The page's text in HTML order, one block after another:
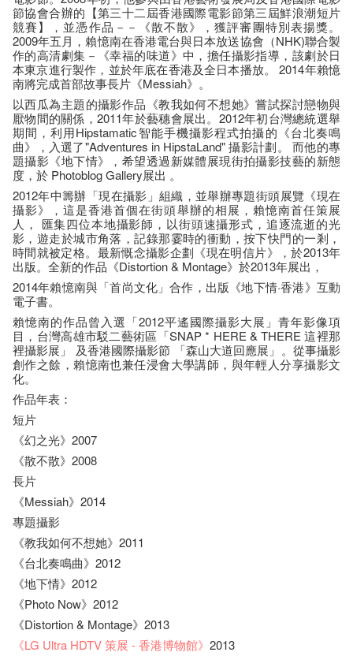
節協會合辦的【第三十二屆香港國際電影節第三屆鮮浪潮短片
競賽】，並憑作品－－《散不散》，獲評審團特別表揚獎。
2009年五月，賴憶南在香港電台與日本放送協會（NHK)聯合製
作的高清劇集－《幸福的味道》中，擔任攝影指導，該劇於日
本東京進行製作，並於年底在香港及全日本播放。 2014年賴憶
南將完成首部故事長片《Messiah》。
以西瓜為主題的攝影作品《教我如何不想她》嘗試探討戀物與
厭物間的關係，2011年於藝穗會展出。2012年初台灣總統選舉
期間，利用Hipstamatic智能手機攝影程式拍攝的《台北奏鳴
曲》，入選了"Adventures in HipstaLand" 攝影計劃。 而他的專
題攝影《地下情》，希望透過新媒體展現街拍攝影技藝的新態
度，於 Photoblog Gallery展出 。
2012年中籌辦「現在攝影」組織，並舉辦專題街頭展覽《現在
攝影》，這是香港首個在街頭舉辦的相展，賴憶南首任策展
人， 匯集四位本地攝影師，以街頭速攝形式，追逐流逝的光
影，遊走於城市角落，記錄那霎時的衝動，按下快門的一剎，
時間就被定格。最新慨念攝影企劃《現在明信片》，於2013年
出版。全新的作品《Distortion & Montage》於2013年展出，
2014年賴憶南與「首尚文化」合作，出版《地下情·香港》互動
電子書。
賴憶南的作品曾入選「2012平遙國際攝影大展」青年影像項
目，台灣高雄市駁二藝術區「SNAP * HERE & THERE 這裡那
裡攝影展」 及香港國際攝影節 「森山大道回應展」。從事攝影
創作之餘，賴憶南也兼任浸會大學講師，與年輕人分享攝影文
化。
作品年表：
短片
《幻之光》2007
《散不散》2008
長片
《Messiah》2014
專題攝影
《教我如何不想她》2011
《台北奏鳴曲》2012
《地下情》2012
《Photo Now》2012
《Distortion & Montage》2013
《LG Ultra HDTV 策展 - 香港博物館》 2013